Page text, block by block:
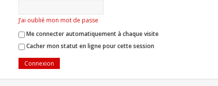
J’ai oublié mon mot de passe
Me connecter automatiquement à chaque visite
Cacher mon statut en ligne pour cette session